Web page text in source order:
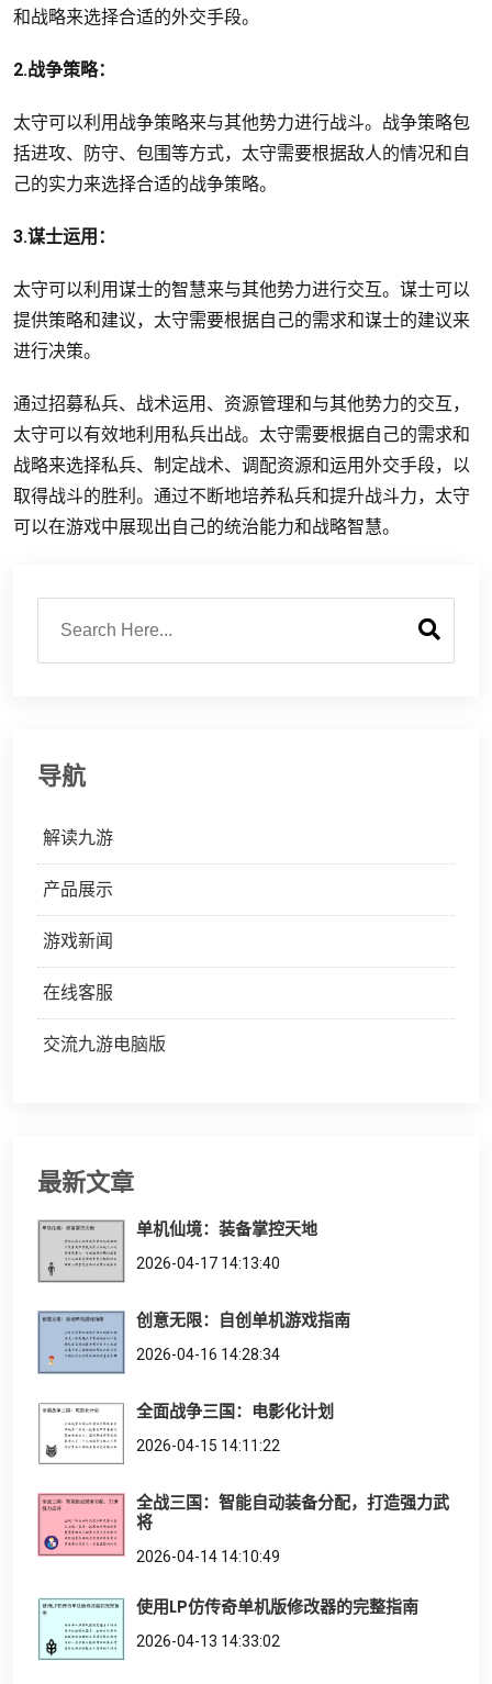
和战略来选择合适的外交手段。
2.战争策略：
太守可以利用战争策略来与其他势力进行战斗。战争策略包
括进攻、防守、包围等方式，太守需要根据敌人的情况和自
己的实力来选择合适的战争策略。
3.谋士运用：
太守可以利用谋士的智慧来与其他势力进行交互。谋士可以
提供策略和建议，太守需要根据自己的需求和谋士的建议来
进行决策。
通过招募私兵、战术运用、资源管理和与其他势力的交互，
太守可以有效地利用私兵出战。太守需要根据自己的需求和
战略来选择私兵、制定战术、调配资源和运用外交手段，以
取得战斗的胜利。通过不断地培养私兵和提升战斗力，太守
可以在游戏中展现出自己的统治能力和战略智慧。
导航
解读九游
产品展示
游戏新闻
在线客服
交流九游电脑版
最新文章
单机仙境：装备掌控天地
2026-04-17 14:13:40
创意无限：自创单机游戏指南
2026-04-16 14:28:34
全面战争三国：电影化计划
2026-04-15 14:11:22
全战三国：智能自动装备分配，打造强力武
将
2026-04-14 14:10:49
使用LP仿传奇单机版修改器的完整指南
2026-04-13 14:33:02